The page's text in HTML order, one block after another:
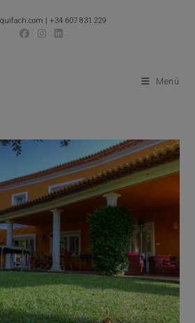
| +34 607 831 229
Menú